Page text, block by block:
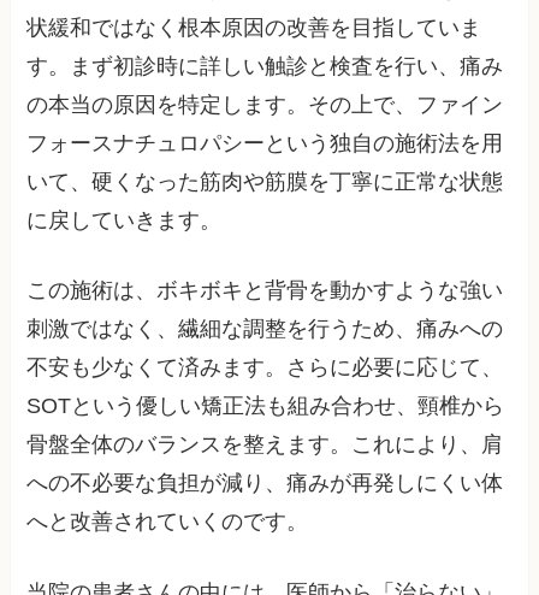
状緩和ではなく根本原因の改善を目指していま
す。まず初診時に詳しい触診と検査を行い、痛み
の本当の原因を特定します。その上で、ファイン
フォースナチュロパシーという独自の施術法を用
いて、硬くなった筋肉や筋膜を丁寧に正常な状態
に戻していきます。
この施術は、ボキボキと背骨を動かすような強い
刺激ではなく、繊細な調整を行うため、痛みへの
不安も少なくて済みます。さらに必要に応じて、
SOTという優しい矯正法も組み合わせ、頸椎から
骨盤全体のバランスを整えます。これにより、肩
への不必要な負担が減り、痛みが再発しにくい体
へと改善されていくのです。